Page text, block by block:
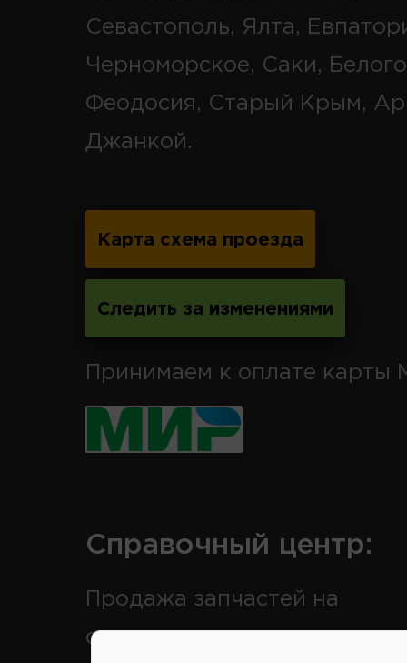
Севастополь, Ялта,
Черноморское, Саки,
Феодосия, Старый Крым,
Джанкой.
Карта схема проезда
Следить за изменениями
Принимаем к оплате карты
Справочный центр:
Продажа запчастей на
отечественные авто